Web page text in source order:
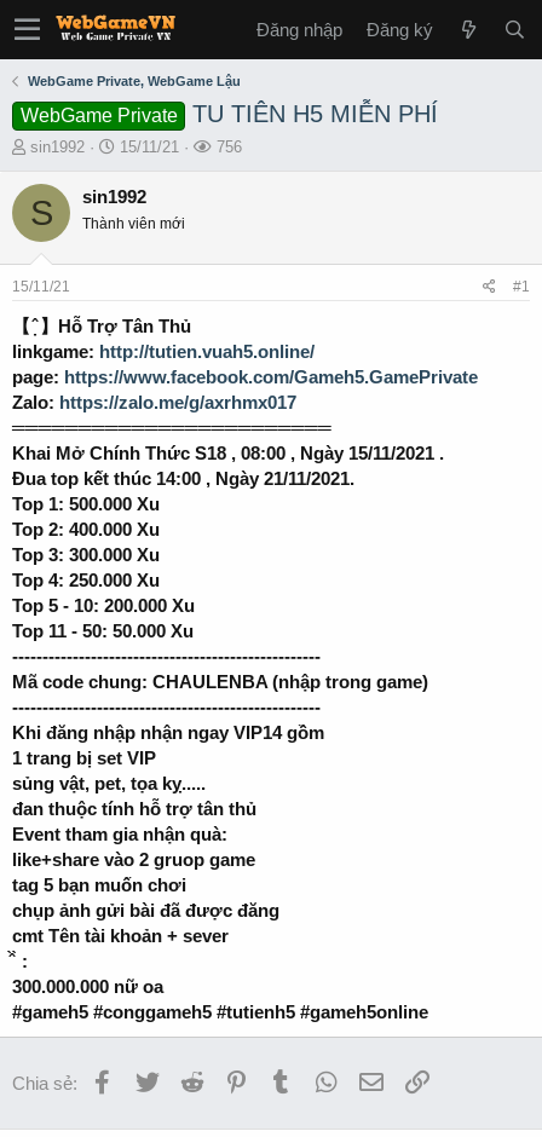
Đăng nhập Đăng ký
WebGame Private, WebGame Lậu
WebGame Private TU TIÊN H5 MIỄN PHÍ
T
r
e
s
a
t
e
r
sin1992
S
a
t
e
15/11/21
L
756
S sin1992
Thành viên mới
15/11/21 #1
【 ̣̂ 】Hỗ Trợ Tân Thủ
linkgame: http://tutien.vuah5.online/
page: https://www.facebook.com/Gameh5.GamePrivate
Zalo: https://zalo.me/g/axrhmx017
════════════════════════
Khai Mở Chính Thức S18 , 08:00 , Ngày 15/11/2021 .
Đua top kết thúc 14:00 , Ngày 21/11/2021.
Top 1: 500.000 Xu
Top 2: 400.000 Xu
Top 3: 300.000 Xu
Top 4: 250.000 Xu
Top 5 - 10: 200.000 Xu
Top 11 - 50: 50.000 Xu
---------------------------------------------------
Mã code chung: CHAULENBA (nhập trong game)
---------------------------------------------------
Khi đăng nhập nhận ngay VIP14 gồm
1 trang bị set VIP
sủng vật, pet, tọa kỵ.....
đan thuộc tính hỗ trợ tân thủ
Event tham gia nhận quà:
like+share vào 2 gruop game
tag 5 bạn muốn chơi
chụp ảnh gửi bài đã được đăng
cmt Tên tài khoản + sever
̂̀ ̀ :
300.000.000 nữ oa
#gameh5 #conggameh5 #tutienh5 #gameh5online
Chia sẻ: Facebook
TwitterReddit PinterestTumblrWhatsApp
EmailLink